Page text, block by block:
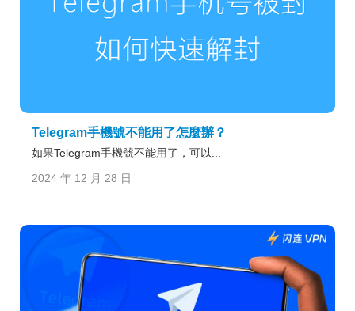
Telegram手機號不能用了怎麼辦？
如果Telegram手機號不能用了，可以...
2024 年 12 月 28 日